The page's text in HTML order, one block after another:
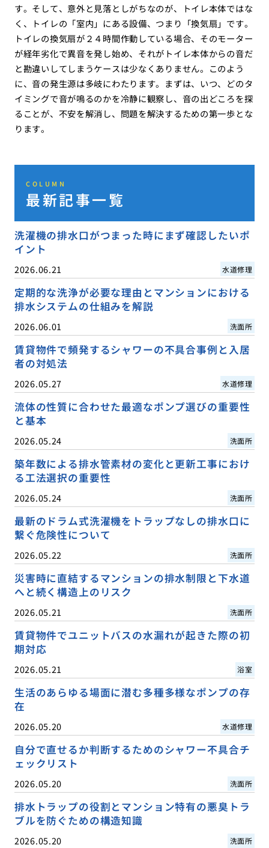
す。そして、意外と見落としがちなのが、トイレ本体ではな
く、トイレの「室内」にある設備、つまり「換気扇」です。
トイレの換気扇が２４時間作動している場合、そのモーター
が経年劣化で異音を発し始め、それがトイレ本体からの音だ
と勘違いしてしまうケースは少なくありません。このよう
に、音の発生源は多岐にわたります。まずは、いつ、どのタ
イミングで音が鳴るのかを冷静に観察し、音の出どころを探
ることが、不安を解消し、問題を解決するための第一歩とな
ります。
COLUMN
最新記事一覧
洗濯機の排水口がつまった時にまず確認したいポ
イント
2026.06.21 水道修理
定期的な洗浄が必要な理由とマンションにおける
排水システムの仕組みを解説
2026.06.01 洗面所
賃貸物件で頻発するシャワーの不具合事例と入居
者の対処法
2026.05.27 水道修理
流体の性質に合わせた最適なポンプ選びの重要性
と基本
2026.05.24 洗面所
築年数による排水管素材の変化と更新工事におけ
る工法選択の重要性
2026.05.24 洗面所
最新のドラム式洗濯機をトラップなしの排水口に
繋ぐ危険性について
2026.05.22 洗面所
災害時に直結するマンションの排水制限と下水道
へと続く構造上のリスク
2026.05.21 洗面所
賃貸物件でユニットバスの水漏れが起きた際の初
期対応
2026.05.21 浴室
生活のあらゆる場面に潜む多種多様なポンプの存
在
2026.05.20 水道修理
自分で直せるか判断するためのシャワー不具合チ
ェックリスト
2026.05.20 洗面所
排水トラップの役割とマンション特有の悪臭トラ
ブルを防ぐための構造知識
2026.05.20 洗面所